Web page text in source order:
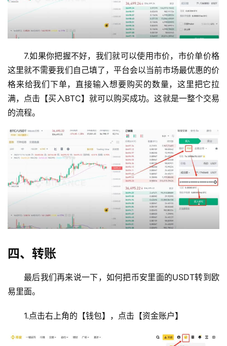
见
问
7.如果你把握不好，我们就可以使用市价，市价单价格
这里就不需要我们自己填了，平台会以当前市场最优惠的价
格来给我们下单，直接输入想要购买的数量，这里把它拉
满，点击【买入BTC】就可以购买成功。这就是一整个交易
的流程。
四、转账
最后我们再来说一下，如何把币安里面的USDT转到欧
易里面。
1.点击右上角的【钱包】，点击【资金账户】